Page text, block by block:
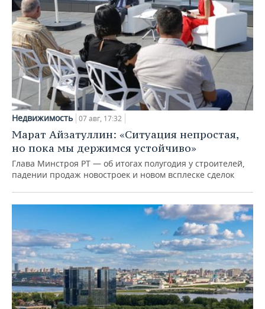
Недвижимость 07 авг, 17:32
Марат Айзатуллин: «Ситуация непростая,
но пока мы держимся устойчиво»
Глава Минстроя РТ — об итогах полугодия у строителей,
падении продаж новостроек и новом всплеске сделок